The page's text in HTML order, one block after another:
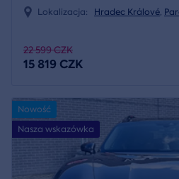
Lokalizacja: Hradec Králové,
22 599 CZK
15 819 CZK
Nowość
Nasza wskazówka